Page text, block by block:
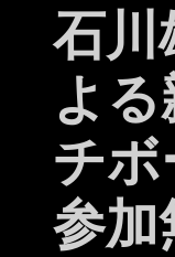
石川
よ
チ
参加